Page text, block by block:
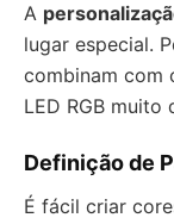
A
lugar especial.
combinam com
LED RGB muito
Definição de
É fácil criar